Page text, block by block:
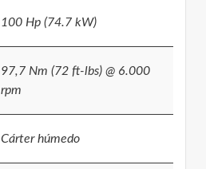
100 Hp (74.7 kW)
97,7 Nm (72 ft-lbs) @ 6.000
rpm
Cárter húmedo